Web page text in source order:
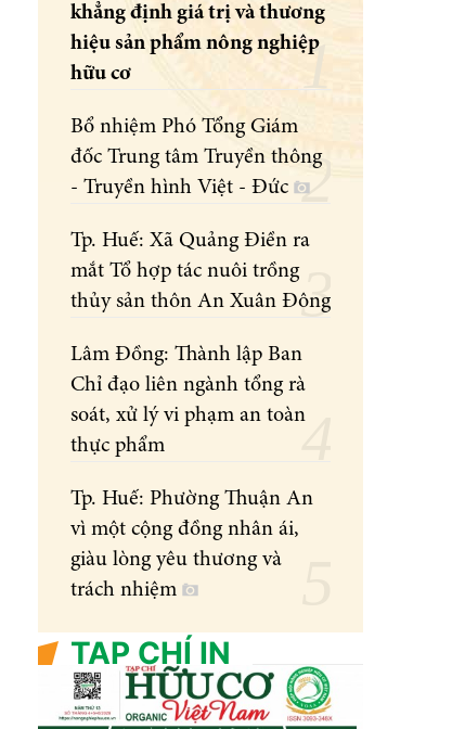
khẳng định giá trị và thương
hiệu sản phẩm nông nghiệp
hữu cơ
Bổ nhiệm Phó Tổng Giám
đốc Trung tâm Truyền thông
- Truyền hình Việt - Đức
Tp. Huế: Xã Quảng Điền ra
mắt Tổ hợp tác nuôi trồng
thủy sản thôn An Xuân Đông
Lâm Đồng: Thành lập Ban
Chỉ đạo liên ngành tổng rà
soát, xử lý vi phạm an toàn
thực phẩm
Tp. Huế: Phường Thuận An
vì một cộng đồng nhân ái,
giàu lòng yêu thương và
trách nhiệm
TẠP CHÍ IN